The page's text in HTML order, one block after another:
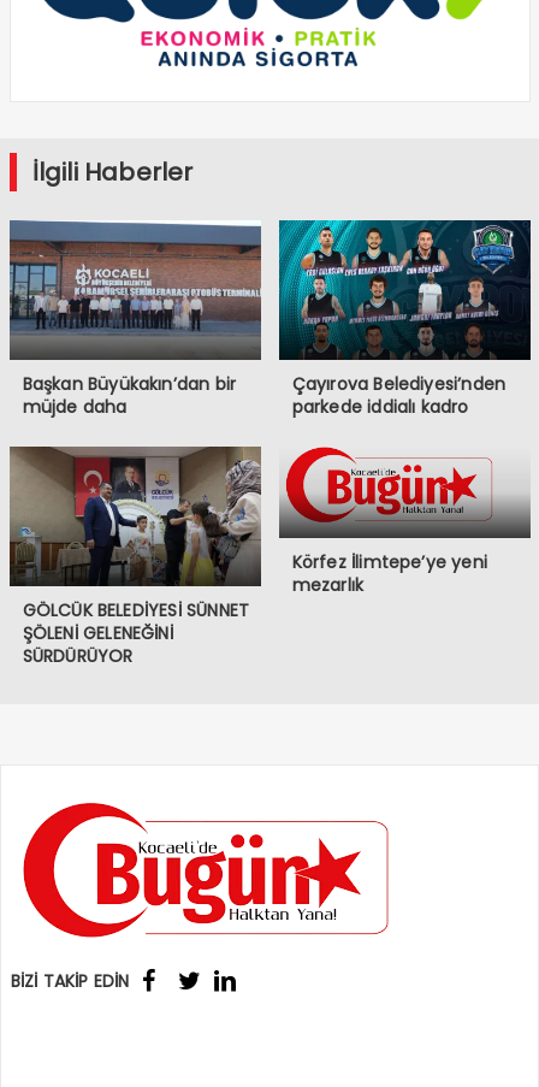
İlgili Haberler
Başkan Büyükakın’dan bir
müjde daha
Çayırova Belediyesi’nden
parkede iddialı kadro
GÖLCÜK BELEDİYESİ SÜNNET
ŞÖLENİ GELENEĞİNİ
SÜRDÜRÜYOR
Körfez İlimtepe’ye yeni
mezarlık
BİZİ TAKİP EDİN